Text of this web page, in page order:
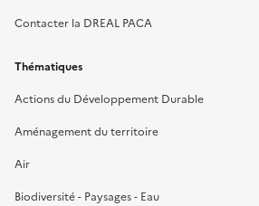
Contacter la DREAL PACA
Thématiques
Actions du Développement Durable
Aménagement du territoire
Air
Biodiversité - Paysages - Eau